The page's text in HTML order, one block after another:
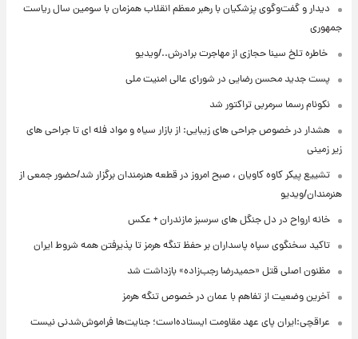
دیدار و گفت‌وگوی پزشکیان با رهبر معظم انقلاب همزمان با سومین سال ریاست
جمهوری
⁨ خاطره تلخ سینا حجازی از مهاجرت برادرش../ویدیو
پست جدید محسن رضایی در شورای عالی امنیت ملی
نکونام رسما سرمربی تراکتور شد
هشدار در خصوص جراحی های زیبایی: از بازار سیاه و مواد فله ای تا جراحی های
زیر زمینی
تشییع پیکر کاوه کاویان ، صبح امروز در قطعه هنرمندان برگزار شد/حضور جمعی از
هنرمندان/ویدیو
خانه ارواح در دل جنگل های سرسبز مازندران + عکس
تاکید سخنگوی سپاه پاسداران بر حفظ تنگه هرمز تا پذیرفتن همه شروط ایران
مظنون اصلی قتل «حمیدرضا رجب‌زاده» بازداشت شد
آخرین وضعیت از تفاهم با عمان در خصوص تنگه هرمز
عراقچی:ایران پای عهد مقاومت ایستاده‌است؛ جنایت‌ها فراموش‌شدنی نیست